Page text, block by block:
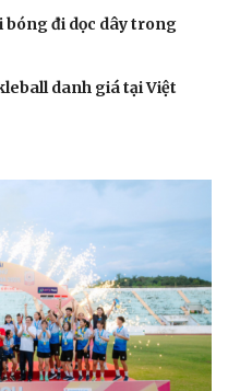
Cửa sổ tình yêu
Kể chuyện cho bé
bóng đi dọc dây trong
danh giá tại Việt